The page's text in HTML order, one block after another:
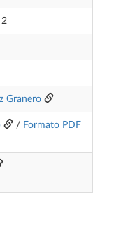
2
Granero
/ Formato PDF